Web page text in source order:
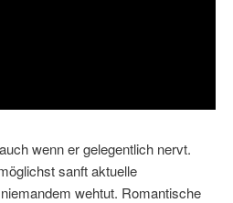
wenn er gelegentlich nervt.
sanft aktuelle
wehtut. Romantische